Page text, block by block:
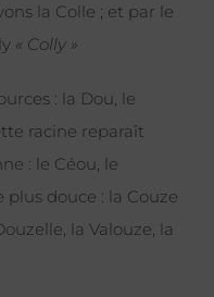
la Colle ; et par le
« Colly »
: la Dou, le
racine reparaît
: le Céou, le
douce : la Couze
la Valouze, la